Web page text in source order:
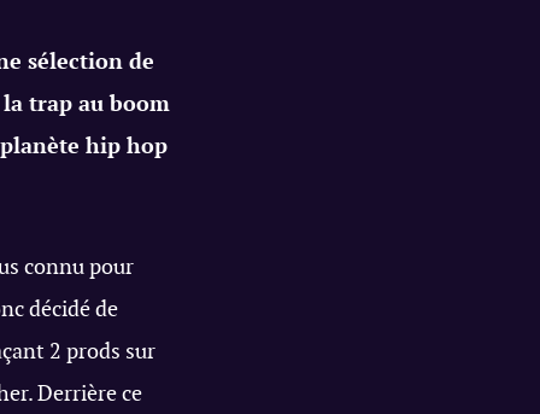
sélection de
trap au boom
hip hop
connu pour
décidé de
2 prods sur
Derrière ce